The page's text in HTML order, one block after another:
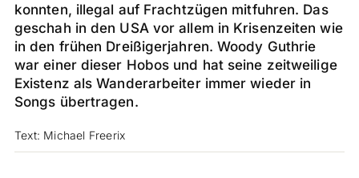
konnten, illegal auf Frachtzügen mitfuhren. Das
geschah in den USA vor allem in Krisenzeiten wie
in den frühen Dreißigerjahren. Woody Guthrie
war einer dieser Hobos und hat seine zeitweilige
Existenz als Wanderarbeiter immer wieder in
Songs übertragen.
Text: Michael Freerix